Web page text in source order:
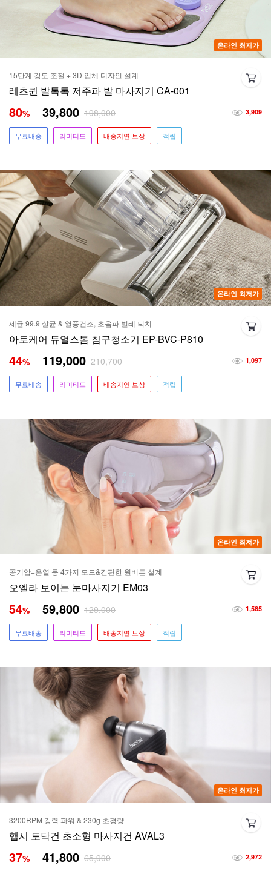
온라인 최저가
15단계 강도 조절 + 3D 입체 디자인 설계
레츠퀸 발톡톡 저주파 발 마사지기 CA-001
3,909
80% 39,800 198,000
무료배송 리미티드 배송지연 보상 적립
온라인 최저가
세균 99.9 살균 & 열풍건조, 초음파 벌레 퇴치
아토케어 듀얼스톰 침구청소기 EP-BVC-P810
1,097
44% 119,000 210,700
무료배송 리미티드 배송지연 보상 적립
온라인 최저가
공기압+온열 등 4가지 모드&간편한 원버튼 설계
오엘라 보이는 눈마사지기 EM03
1,585
54% 59,800 129,000
무료배송 리미티드 배송지연 보상 적립
온라인 최저가
3200RPM 강력 파워 & 230g 초경량
햅시 토닥건 초소형 마사지건 AVAL3
2,972
37% 41,800 65,900